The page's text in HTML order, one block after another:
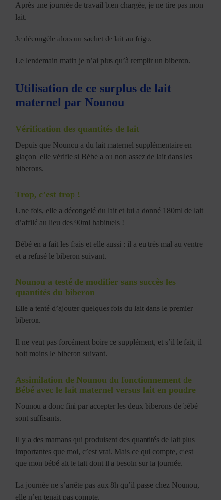
Après une journée de travail bien chargée, je ne tire pas mon
lait.
Je décongèle alors un sachet de lait au frigo.
Le lendemain matin je n’ai plus qu’à remplir un biberon.
Utilisation de ce surplus de lait
maternel par Nounou
Vérification des quantités de lait
Depuis que Nounou a du lait maternel supplémentaire en
glaçon, elle vérifie si Bébé a ou non assez de lait dans les
biberons.
Trop, c’est trop !
Une fois, elle a décongelé du lait et lui a donné 180ml de lait
d’affilé au lieu des 90ml habituels !
Bébé en a fait les frais et elle aussi : il a eu très mal au ventre
et a refusé le biberon suivant.
Nounou a testé de modifier sans succès les
quantités du biberon
Elle a tenté d’ajouter quelques fois du lait dans le premier
biberon.
Il ne veut pas forcément boire ce supplément, et s’il le fait, il
boit moins le biberon suivant.
Assimilation de Nounou du fonctionnement de
Bébé avec le lait maternel versus lait en poudre
Nounou a donc fini par accepter les deux biberons de bébé
sont suffisants.
Il y a des mamans qui produisent des quantités de lait plus
importantes que moi, c’est vrai. Mais ce qui compte, c’est
que mon bébé ait le lait dont il a besoin sur la journée.
La journée ne s’arrête pas aux 8h qu’il passe chez Nounou,
elle n’en tenait pas compte.